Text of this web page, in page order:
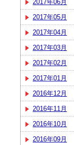
2017年06月
2017年05月
2017年04月
2017年03月
2017年02月
2017年01月
2016年12月
2016年11月
2016年10月
2016年09月